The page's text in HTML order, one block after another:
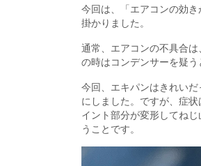
今回は、「エアコンの効
掛かりました。
通常、エアコンの不具合
の時はコンデンサーを疑う
今回、エキパンはきれい
にしました。ですが、症
イント部分が変形してね
うことです。